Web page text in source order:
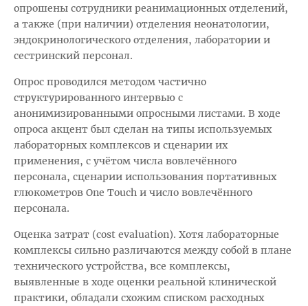
опрошены сотрудники реанимационных отделений,
а также (при наличии) отделения неонатологии,
эндокринологического отделения, лаборатории и
сестринский персонал.
Опрос проводился методом частично
структурированного интервью с
анонимизированными опросными листами. В ходе
опроса акцент был сделан на типы используемых
лабораторных комплексов и сценарии их
применения, с учётом числа вовлечённого
персонала, сценарии использования портативных
глюкометров One Touch и число вовлечённого
персонала.
Оценка затрат (cost evaluation). Хотя лабораторные
комплексы сильно различаются между собой в плане
технического устройства, все комплексы,
выявленные в ходе оценки реальной клинической
практики, обладали схожим списком расходных